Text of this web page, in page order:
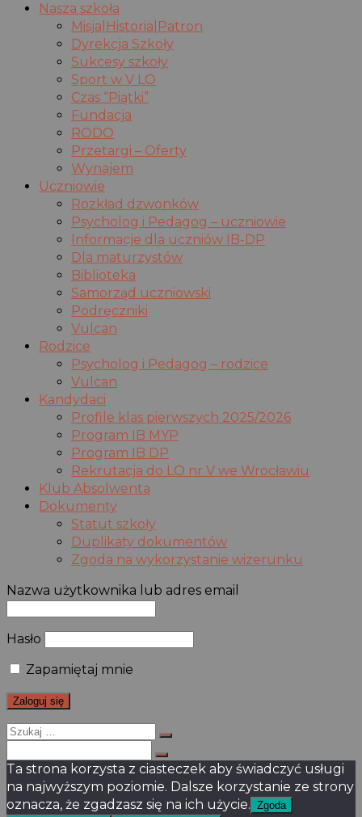
Nasza szkoła
Misja|Historia|Patron
Dyrekcja Szkoły
Sukcesy szkoły
Sport w V LO
Czas “Piątki”
Fundacja
RODO
Przetargi – Oferty
Wynajem
Uczniowie
Rozkład dzwonków
Psycholog i Pedagog – uczniowie
Informacje dla uczniów IB-DP
Dla maturzystów
Biblioteka
Samorząd uczniowski
Podręczniki
Vulcan
Rodzice
Psycholog i Pedagog – rodzice
Vulcan
Kandydaci
Profile klas pierwszych 2025/2026
Program IB MYP
Program IB DP
Rekrutacja do LO nr V we Wrocławiu
Klub Absolwenta
Dokumenty
Statut szkoły
Duplikaty dokumentów
Zgoda na wykorzystanie wizerunku
Nazwa użytkownika lub adres email
Hasło
Zapamiętaj mnie
Szukaj
dla:
Ta strona korzysta z ciasteczek aby świadczyć usługi
na najwyższym poziomie. Dalsze korzystanie ze strony
oznacza, że zgadzasz się na ich użycie. Zgoda